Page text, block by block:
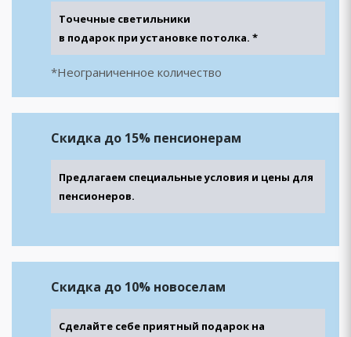
Точечные светильники
в подарок при установке потолка. *
*Неограниченное количество
Скидка до 15% пенсионерам
Предлагаем специальные условия и цены для
пенсионеров.
Скидка до 10% новоселам
Сделайте себе приятный подарок на